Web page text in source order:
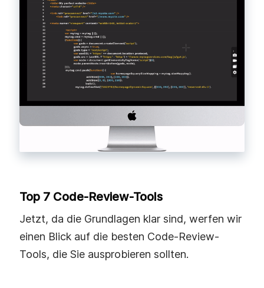
Top 7 Code-Review-Tools
Jetzt, da die Grundlagen klar sind, werfen wir
einen Blick auf die besten Code-Review-
Tools, die Sie ausprobieren sollten.